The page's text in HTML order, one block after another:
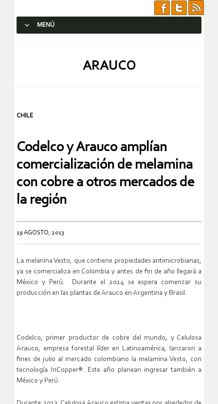
MENÚ
ARAUCO
CHILE
Codelco y Arauco amplían
comercialización de melamina
con cobre a otros mercados de
la región
19 AGOSTO, 2013
La melanina Vesto, que contiene propiedades antimicrobianas,
ya se comercializa en Colombia y antes de fin de año llegará a
México y Perú. Durante el 2014 se espera comenzar su
producción en las plantas de Arauco en Argentina y Brasil.
Codelco, primer productor de cobre del mundo, y Celulosa
Arauco, empresa forestal líder en Latinoamérica, lanzaron a
fines de julio al mercado colombiano la melamina Vesto, con
tecnología InCopper®. Este año planean ingresar también a
México y Perú.